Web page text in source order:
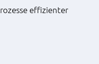
effizienter